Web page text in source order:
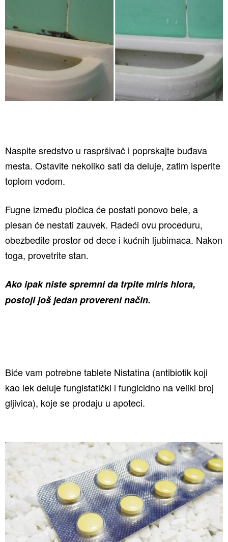
Naspite sredstvo u raspršivač i poprskajte buđava
mesta. Ostavite nekoliko sati da deluje, zatim isperite
toplom vodom.
Fugne između pločica će postati ponovo bele, a
plesan će nestati zauvek. Radeći ovu proceduru,
obezbedite prostor od dece i kućnih ljubimaca. Nakon
toga, provetrite stan.
Ako ipak niste spremni da trpite miris hlora,
postoji još jedan provereni način.
Biće vam potrebne tablete Nistatina (antibiotik koji
kao lek deluje fungistatički i fungicidno na veliki broj
gljivica), koje se prodaju u apoteci.